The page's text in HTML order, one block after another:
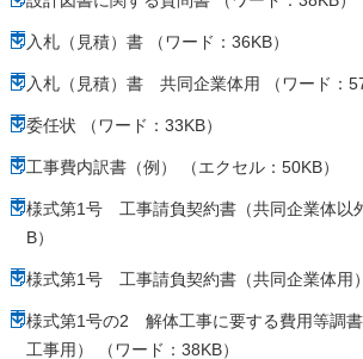
入札（見積）書 （ワード：36KB）
入札（見積）書 共同企業体用 （ワード：
委任状 （ワード：33KB）
工事費内訳書（例） （エクセル：50KB）
様式第1号 工事請負契約書（共同企業体以
B）
様式第1号 工事請負契約書（共同企業体用
様式第1号の2 解体工事に要する費用等調
工事用） （ワード：38KB）